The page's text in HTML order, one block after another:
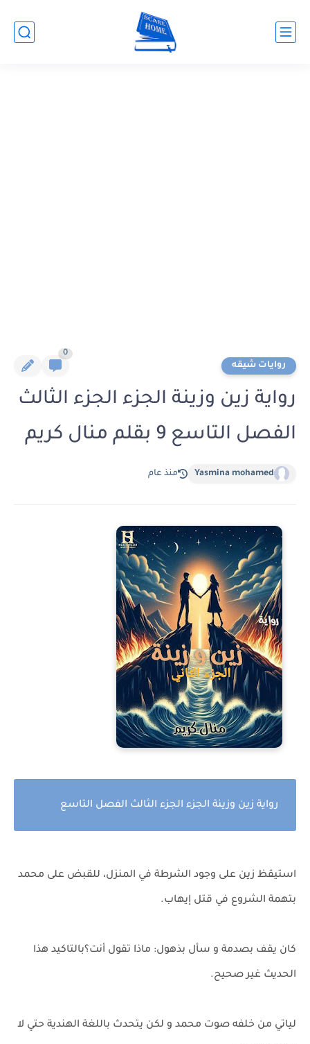
روايات شيقه
0
رواية زين وزينة الجزء الجزء الثالث
الفصل التاسع 9 بقلم منال كريم
Yasmina mohamed منذ عام
رواية زين وزينة الجزء الجزء الثالث الفصل التاسع
استيقظ زين على وجود الشرطة في المنزل، للقبض على محمد
بتهمة الشروع في قتل إيهاب.
كان يقف بصدمة و سأل بذهول: ماذا تقول أنت؟بالتاكيد هذا
الحديث غير صحيح.
لياتي من خلفه صوت محمد و لكن يتحدث باللغة الهندية حتي لا